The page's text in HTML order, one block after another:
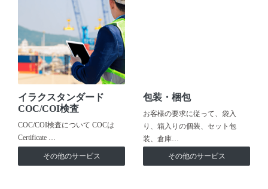
イラクスタンダード
COC/COI検査
COC/COI検査について COCは
Certificate …
その他のサービス
包装・梱包
お客様の要求に従って、袋入
り、箱入りの個装、セット包
装、倉庫…
その他のサービス